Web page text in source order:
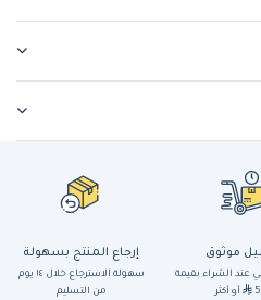
موثوق
عند الشراء بقيمة
أو أكثر
إرجاع المنتج بسهولة
سهولة الاسترجاع خلال ١٤ يوم
من التسليم